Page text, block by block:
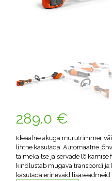
289.0 €
Ideaalne akuga murutrimmer
lihtne kasutada. Automaatne
taimekaitse ja servade lõikamise
kindlustab mugava transpordi
kasutada erinevaid